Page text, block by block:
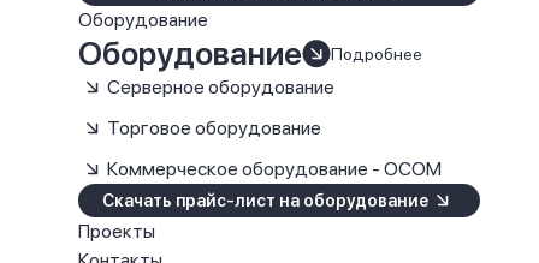
Оборудование
Оборудование Подробнее
Серверное оборудование
Торговое оборудование
Коммерческое оборудование - OCOM
Скачать прайс-лист на оборудование
Проекты